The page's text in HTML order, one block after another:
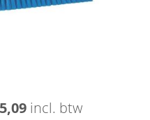
incl. btw